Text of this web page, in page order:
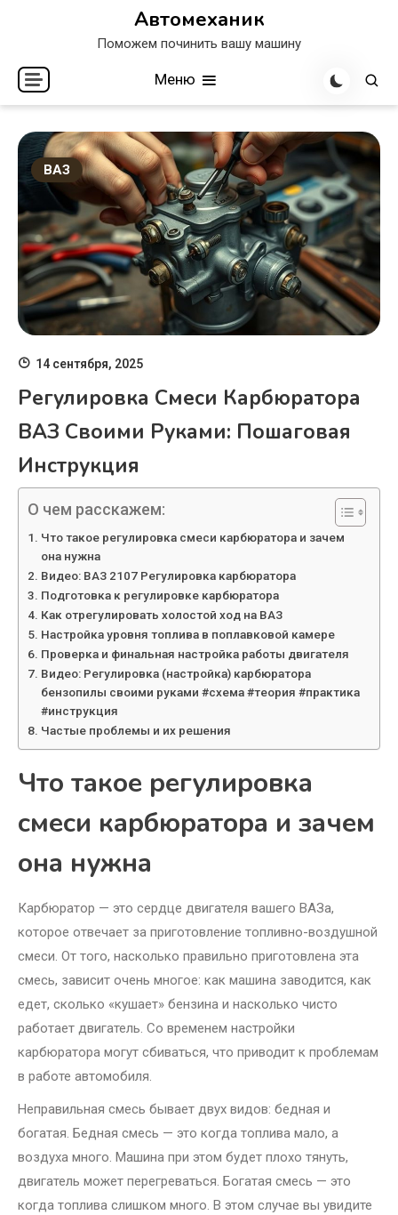
Автомеханик
Поможем починить вашу машину
Меню
ВАЗ
14 сентября, 2025
Регулировка Смеси Карбюратора
ВАЗ Своими Руками: Пошаговая
Инструкция
О чем расскажем:
Что такое регулировка смеси карбюратора и зачем
она нужна
Видео: ВАЗ 2107 Регулировка карбюратора
Подготовка к регулировке карбюратора
Как отрегулировать холостой ход на ВАЗ
Настройка уровня топлива в поплавковой камере
Проверка и финальная настройка работы двигателя
Видео: Регулировка (настройка) карбюратора
бензопилы своими руками #схема #теория #практика
#инструкция
Частые проблемы и их решения
Что такое регулировка
смеси карбюратора и зачем
она нужна
Карбюратор — это сердце двигателя вашего ВАЗа,
которое отвечает за приготовление топливно-воздушной
смеси. От того, насколько правильно приготовлена эта
смесь, зависит очень многое: как машина заводится, как
едет, сколько «кушает» бензина и насколько чисто
работает двигатель. Со временем настройки
карбюратора могут сбиваться, что приводит к проблемам
в работе автомобиля.
Неправильная смесь бывает двух видов: бедная и
богатая. Бедная смесь — это когда топлива мало, а
воздуха много. Машина при этом будет плохо тянуть,
двигатель может перегреваться. Богатая смесь — это
когда топлива слишком много. В этом случае вы увидите